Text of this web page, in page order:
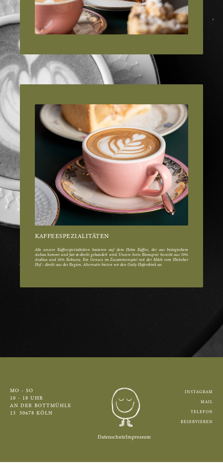
KAFFEESPEZIALITÄTEN
Alle unsere Kaffeespezialitäten basieren auf dem Holm Kaffee, der aus biologischem
Anbau kommt und fair & direkt gehandelt wird. Unsere Sorte Blomqvist besteht aus 70%
Arabica und 30% Robusta. Ein Genuss im Zusammenspiel mit der Milch vom Hielscher
Hof – direkt aus der Region. Alternativ bieten wir den Oatly Haferdrink an.
MO - SO
10 - 18 UHR
AN DER BOTTMÜHLE
13 50678 KÖLN
INSTAGRAM
MAIL
TELEFON
RESERVIEREN
DatenschutzImpressum